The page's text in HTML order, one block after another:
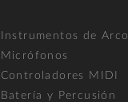
Instrumentos de Arco
Micrófonos
Controladores MIDI
Batería y Percusión